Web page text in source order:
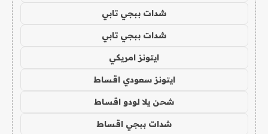
شدات ببجي تابي
شدات ببجي تابي
ايتونز امريكي
ايتونز سعودي اقساط
شحن يلا لودو اقساط
شدات ببجي اقساط